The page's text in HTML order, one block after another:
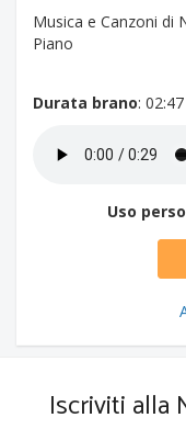
Musica e Canzoni di
Piano
Durata brano: 02:47
Uso
Iscriviti alla